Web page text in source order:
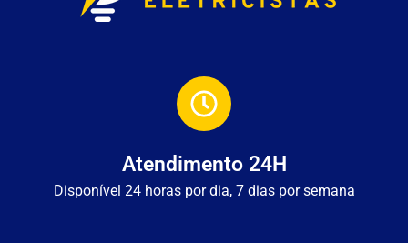
Atendimento 24H
Disponível 24 horas por dia, 7 dias por semana